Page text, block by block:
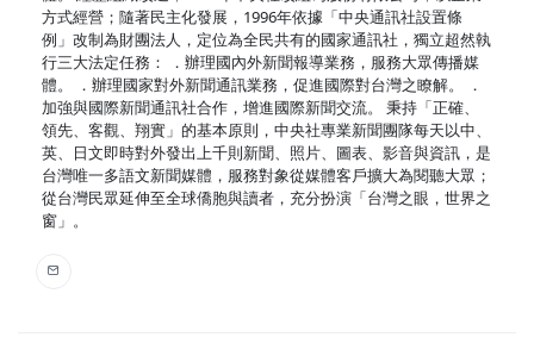
方式經營；隨著民主化發展，1996年依據「中央通訊社設置條
例」改制為財團法人，定位為全民共有的國家通訊社，獨立超然執
行三大法定任務： ．辦理國內外新聞報導業務，服務大眾傳播媒
體。 ．辦理國家對外新聞通訊業務，促進國際對台灣之瞭解。 ．
加強與國際新聞通訊社合作，增進國際新聞交流。 秉持「正確、
領先、客觀、翔實」的基本原則，中央社專業新聞團隊每天以中、
英、日文即時對外發出上千則新聞、照片、圖表、影音與資訊，是
台灣唯一多語文新聞媒體，服務對象從媒體客戶擴大為閱聽大眾；
從台灣民眾延伸至全球僑胞與讀者，充分扮演「台灣之眼，世界之
窗」。